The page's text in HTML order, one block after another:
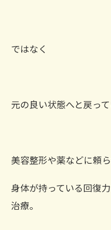
ではなく
元の良い状態へと戻って
美容整形や薬などに頼ら
身体が持っている回復
治療。